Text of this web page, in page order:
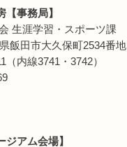
【事務局】
生涯学習・スポーツ課
飯田市大久保町2534番地
（内線3741・3742）
ジアム会場】